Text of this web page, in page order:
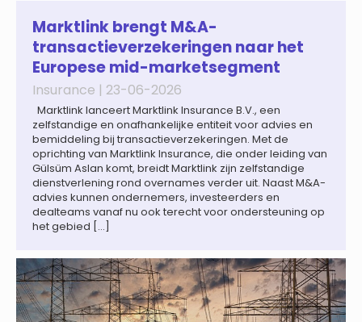
wereldwijd naar verwachting afnemen tot 1,3% in reële
termen in […]
Marktlink brengt M&A-
transactieverzekeringen naar het
Europese mid-marketsegment
Insurance | 23-06-2026
Marktlink lanceert Marktlink Insurance B.V., een
zelfstandige en onafhankelijke entiteit voor advies en
bemiddeling bij transactieverzekeringen. Met de
oprichting van Marktlink Insurance, die onder leiding van
Gülsüm Aslan komt, breidt Marktlink zijn zelfstandige
dienstverlening rond overnames verder uit. Naast M&A-
advies kunnen ondernemers, investeerders en
dealteams vanaf nu ook terecht voor ondersteuning op
het gebied […]